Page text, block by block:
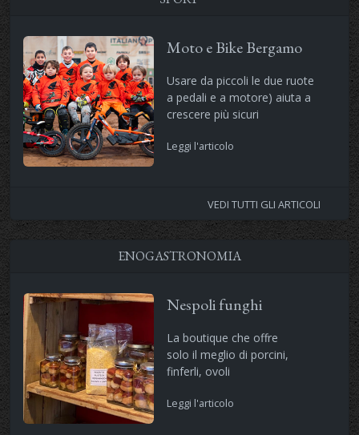
Moto e Bike Bergamo
Usare da piccoli le due ruote
a pedali e a motore) aiuta a
crescere più sicuri
Leggi l'articolo
VEDI TUTTI GLI ARTICOLI
ENOGASTRONOMIA
Nespoli funghi
La boutique che offre
solo il meglio di porcini,
finferli, ovoli
Leggi l'articolo